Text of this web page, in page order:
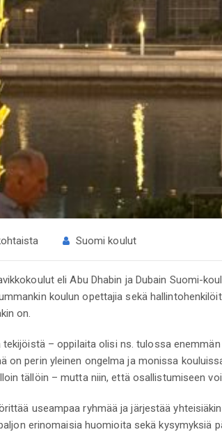
Suomi koulut
eli Abu Dhabin ja Dubain Suomi-
koulun opettajia sekä
on.
tekijöistä – oppilaita olisi ns. tulossa
on perin yleinen ongelma ja monissa
tällöin – mutta niin, että osallistumiseen
useampaa ryhmää ja järjestää
erinomaisia huomioita sekä kysymyksiä